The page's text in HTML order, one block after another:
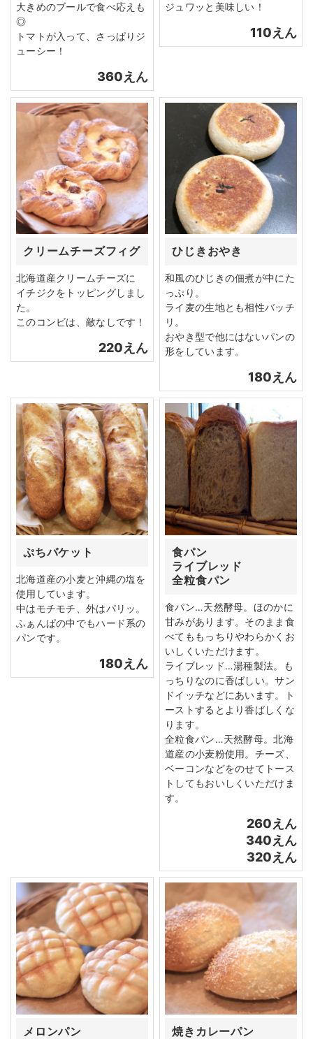
大きめのブールで食べ応えも
◎
トマトが入って、さっぱりジ
ューシー！
360えん
ジュワッと美味しい！
110えん
クリームチーズフィグ
北海道産クリームチーズに
イチジクをトッピングしまし
た。
このコンビは、敵なしです！
220えん
ひじきおやき
和風のひじきの佃煮が中にた
っぷり。
ライ麦の生地とも相性バッチ
リ。
おやき型で他にはないパンの
形をしています。
180えん
ぷちバケット
北海道産の小麦と沖縄の塩を
使用しています。
中はモチモチ、外はパリッ。
ふぁんぱの中でもハード系の
パンです。
180えん
食パン
ライブレッド
全粒食パン
食パン…天然酵母。ほのかに
甘みがあります。そのまま食
べてももっちりやわらかくお
いしくいただけます。
ライブレッド…湯種製法。も
っちりなのに香ばしい。サン
ドイッチなどにあいます。ト
ーストするとより香ばしくな
ります。
全粒食パン…天然酵母。北海
道産の小麦粉使用。チーズ、
ベーコンなどをのせてトース
トしてもおいしくいただけま
す。
260えん
340えん
320えん
メロンパン 焼きカレーパン